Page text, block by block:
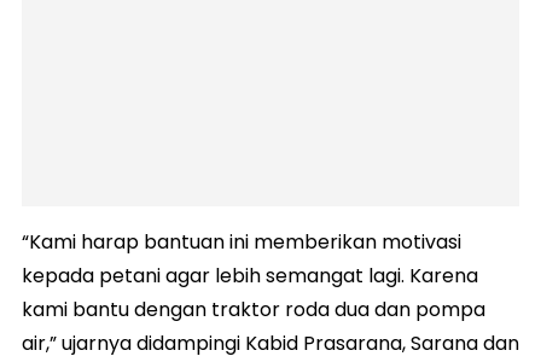
“Kami harap bantuan ini memberikan motivasi
kepada petani agar lebih semangat lagi. Karena
kami bantu dengan traktor roda dua dan pompa
air,” ujarnya didampingi Kabid Prasarana, Sarana dan